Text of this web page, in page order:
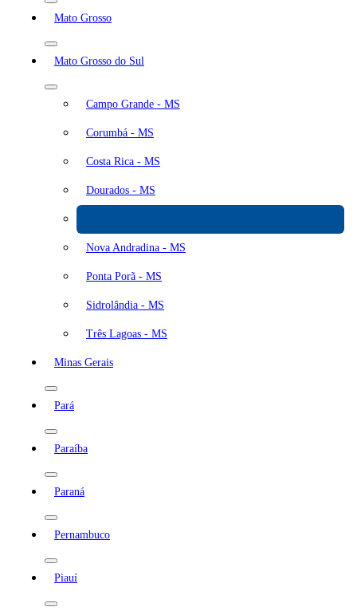
Mato Grosso
Mato Grosso do Sul
Campo Grande - MS
Corumbá - MS
Costa Rica - MS
Dourados - MS
Nova Andradina - MS
Ponta Porã - MS
Sidrolândia - MS
Três Lagoas - MS
Minas Gerais
Pará
Paraíba
Paraná
Pernambuco
Piauí